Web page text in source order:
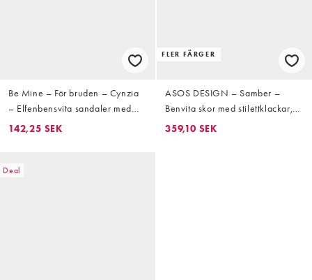
Be Mine – För bruden – Cynzia
– Elfenbensvita sandaler med
tyllrosett
142,25 SEK
FLER FÄRGER
ASOS DESIGN – Samber –
Benvita skor med stilettklackar,
hälrem och bred passform
359,10 SEK
Deal